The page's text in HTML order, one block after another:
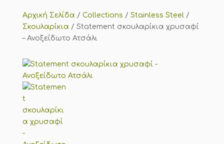
Αρχική Σελίδα / Collections / Stainless Steel/
Σκουλαρίκια / Statement σκουλαρίκια χρυσαφί
– Ανοξείδωτο Ατσάλι